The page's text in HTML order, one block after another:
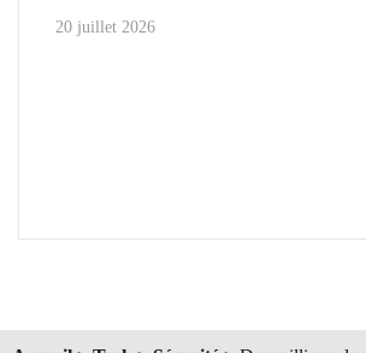
20 juillet 2026